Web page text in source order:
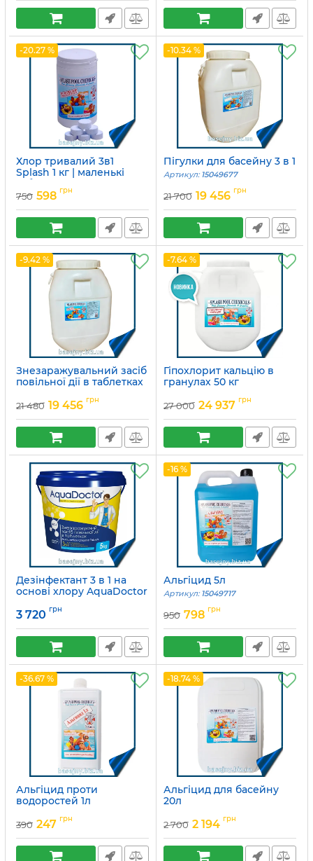
-20.27 %
Хлор тривалий 3в1
Splash 1 кг | маленькі
таблетки по 20 грам
Артикул: 15049679
750 598 грн
-10.34 %
Пігулки для басейну 3 в 1
Артикул: 15049677
21 700 19 456 грн
-9.42 %
Знезаражувальний засіб
повільної дії в таблетках
21 480 19 456 грн
-7.64 %
Гіпохлорит кальцію в
гранулах 50 кг
27 000 24 937 грн
Дезінфектант 3 в 1 на
основі хлору AquaDoctor
Артикул:
3 720 грн
-16 %
Альгіцид 5л
Артикул: 15049717
950 798 грн
-36.67 %
Альгіцид проти
водоростей 1л
390 247 грн
-18.74 %
Альгіцид для басейну
20л
2 700 2 194 грн